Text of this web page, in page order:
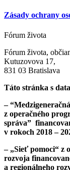
Zásady ochrany
Fórum života
Fórum života,
Kutuzovova 17,
831 03 Bratislava
Táto stránka s
–
z operačného
správa”
v rokoch 2018 –
– „Sieť pomoci“ z
rozvoja
a regionálneho